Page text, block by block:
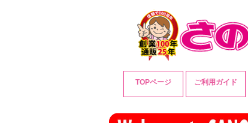
TOPページ ご利用ガイド